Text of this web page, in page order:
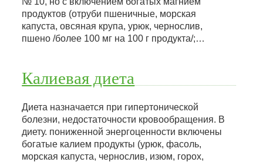
продуктов (отруби пшеничные, морская
капуста, овсяная крупа, урюк, чернослив,
пшено /более 100 мг на 100 г продукта/;…
Калиевая диета
Диета назначается при гипертонической
болезни, недостаточности кровообращения. В
диету. пониженной энергоценности включены
богатые калием продукты (урюк, фасоль,
морская капуста, чернослив, изюм, горох,